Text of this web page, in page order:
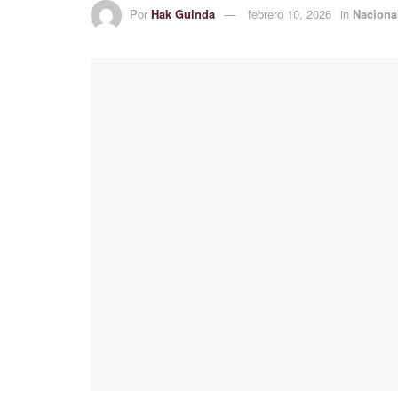
Por Hak Guinda febrero 10, 2026 in